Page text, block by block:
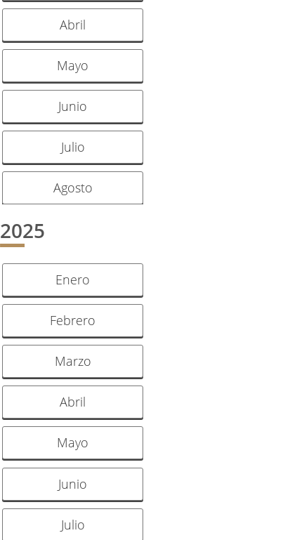
Abril
Mayo
Junio
Julio
Agosto
2025
Enero
Febrero
Marzo
Abril
Mayo
Junio
Julio